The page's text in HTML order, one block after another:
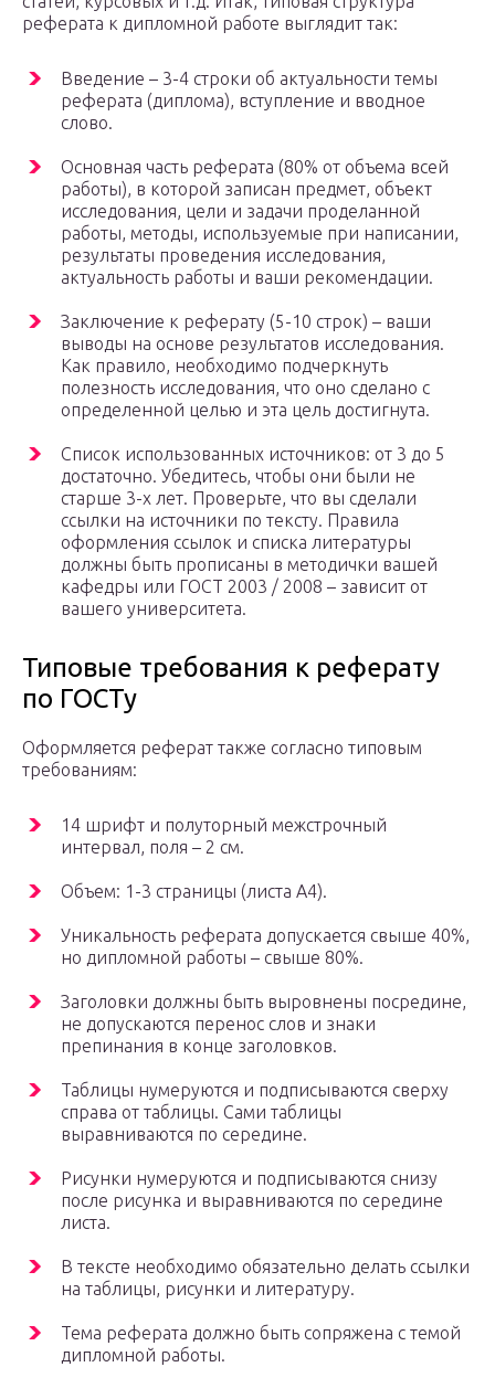
реферата к дипломной работе выглядит так:
Введение – 3-4 строки об актуальности темы
реферата (диплома), вступление и вводное
слово.
Основная часть реферата (80% от объема всей
работы), в которой записан предмет, объект
исследования, цели и задачи проделанной
работы, методы, используемые при написании,
результаты проведения исследования,
актуальность работы и ваши рекомендации.
Заключение к реферату (5-10 строк) – ваши
выводы на основе результатов исследования.
Как правило, необходимо подчеркнуть
полезность исследования, что оно сделано с
определенной целью и эта цель достигнута.
Список использованных источников: от 3 до 5
достаточно. Убедитесь, чтобы они были не
старше 3-х лет. Проверьте, что вы сделали
ссылки на источники по тексту. Правила
оформления ссылок и списка литературы
должны быть прописаны в методички вашей
кафедры или ГОСТ 2003 / 2008 – зависит от
вашего университета.
Типовые требования к реферату
по ГОСТу
Оформляется реферат также согласно типовым
требованиям:
14 шрифт и полуторный межстрочный
интервал, поля – 2 см.
Объем: 1-3 страницы (листа А4).
Уникальность реферата допускается свыше 40%,
но дипломной работы – свыше 80%.
Заголовки должны быть выровнены посредине,
не допускаются перенос слов и знаки
препинания в конце заголовков.
Таблицы нумеруются и подписываются сверху
справа от таблицы. Сами таблицы
выравниваются по середине.
Рисунки нумеруются и подписываются снизу
после рисунка и выравниваются по середине
листа.
В тексте необходимо обязательно делать ссылки
на таблицы, рисунки и литературу.
Тема реферата должно быть сопряжена с темой
дипломной работы.